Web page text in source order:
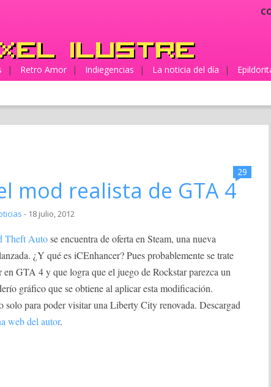
| Retro Amor | Indiegencias | La noticia del día |
29
mod realista de GTA 4
- 18 julio, 2012
Theft Autose encuentra de oferta en Steam, una nueva
¿Y qué es iCEnhancer? Pues probablemente se trate
GTA 4 y que logra que el juego de Rockstar parezca un
gráfico que se obtiene al aplicar esta modificación.
solo para poder visitar una Liberty City renovada. Descargad
web del autor.